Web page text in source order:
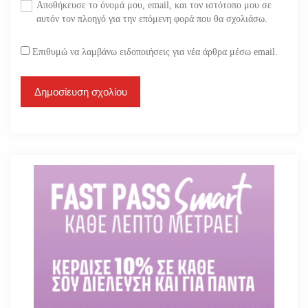
Αποθήκευσε το όνομά μου, email, και τον ιστότοπο μου σε
αυτόν τον πλοηγό για την επόμενη φορά που θα σχολιάσω.
Επιθυμώ να λαμβάνω ειδοποιήσεις για νέα άρθρα μέσω email.